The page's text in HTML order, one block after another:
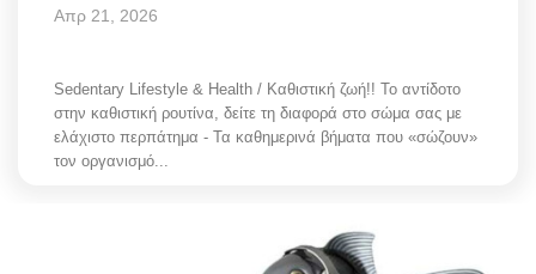
Local Elections 2023
Απρ 21, 2026
Sedentary Lifestyle & Health / Καθιστική ζωή!! Το αντίδοτο
στην καθιστική ρουτίνα, δείτε τη διαφορά στο σώμα σας με
ελάχιστο περπάτημα - Τα καθημερινά βήματα που «σώζουν»
τον οργανισμό...